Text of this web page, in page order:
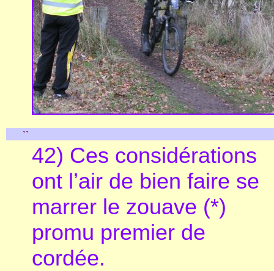
``
42) Ces considérations
ont l’air de bien faire se
marrer le zouave (*)
promu premier de
cordée.